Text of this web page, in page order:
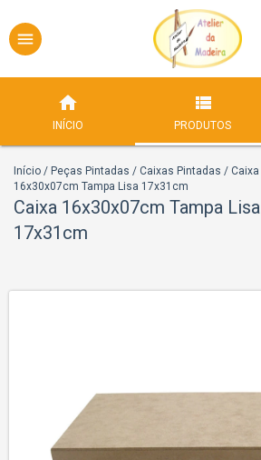
INÍCIO PRODUTOS
Início / Peças Pintadas / Caixas Pintadas / Caixa
16x30x07cm Tampa Lisa 17x31cm
Caixa 16x30x07cm Tampa Lisa
17x31cm